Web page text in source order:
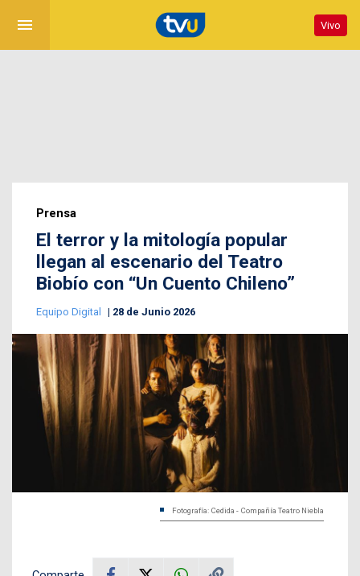
menu Vivo
Prensa
El terror y la mitología popular
llegan al escenario del Teatro
Biobío con “Un Cuento Chileno”
Equipo Digital 28 de Junio 2026
Fotografía: Cedida - Compañía Teatro Niebla